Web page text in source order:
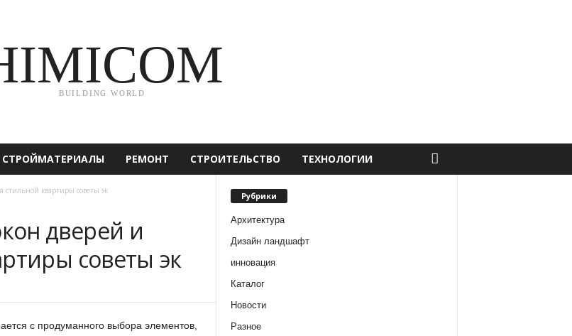
BUILDING WORLD
СТРОЙМАТЕРИАЛЫ РЕМОНТ СТРОИТЕЛЬСТВО ТЕХНОЛОГИИ
квартиры советы эк
дверей и
советы эк
с продуманного выбора элементов,
Рубрики
Архитектура
Дизайн ландшафт
инновация
Каталог
Новости
Разное